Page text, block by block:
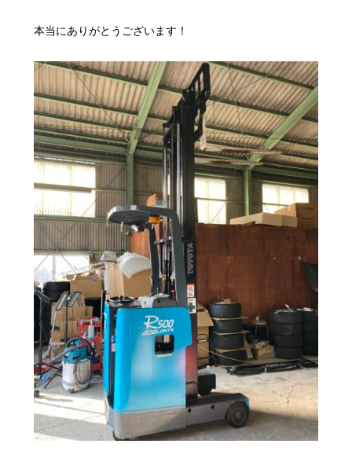
本当にありがとうございます！